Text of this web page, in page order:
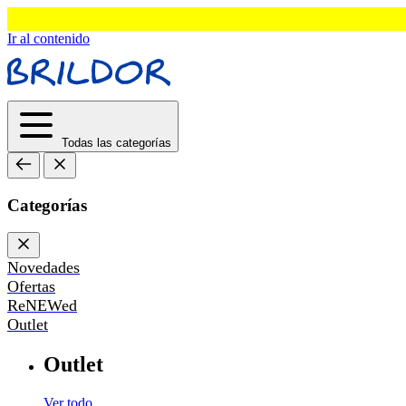
Ir al contenido
Todas las categorías
Categorías
Novedades
Ofertas
ReNEWed
Outlet
Outlet